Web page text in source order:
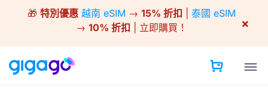
🎁 特別優惠 越南 eSIM → 15% 折扣
泰國 eSIM
→ 10% 折扣 | 立即購買！ ×